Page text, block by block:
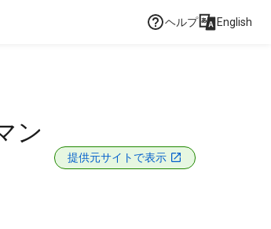
ヘルプ English
ン
提供元サイトで表示